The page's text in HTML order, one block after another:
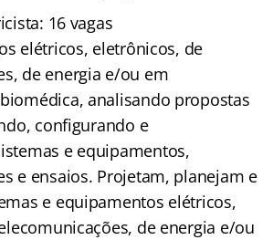
16 vagas
elétricos, eletrônicos, de
de energia e/ou em
analisando propostas
configurando e
e equipamentos,
e ensaios. Projetam, planejam e
e equipamentos elétricos,
de energia e/ou